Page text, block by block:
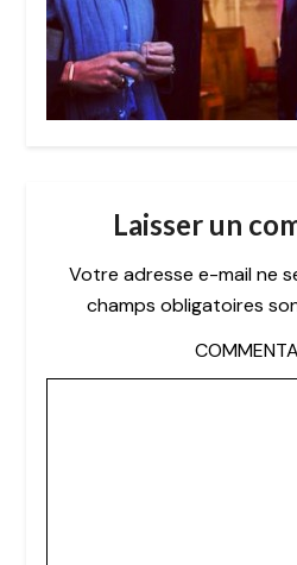
Laisser un
Votre adresse e-mail ne
champs obligatoires